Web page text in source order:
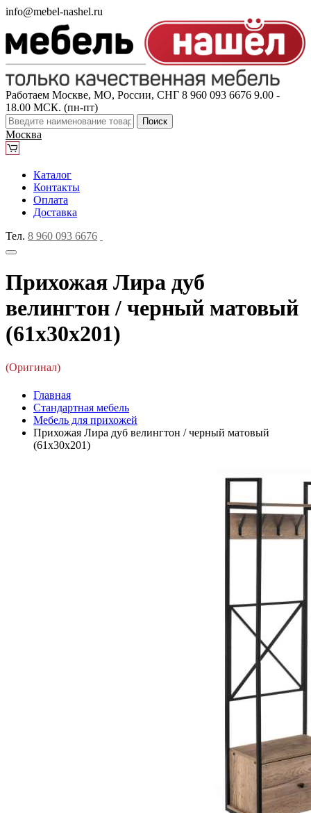
info@mebel-nashel.ru
Работаем Москве, МО, России, СНГ 8 960 093 6676 9.00 -
18.00 МСК. (пн-пт)
Поиск
Москва
Каталог
Контакты
Оплата
Доставка
Тел. 8 960 093 6676
Прихожая Лира дуб
велингтон / черный матовый
(61x30x201)
(Оригинал)
Главная
Стандартная мебель
Мебель для прихожей
Прихожая Лира дуб велингтон / черный матовый
(61x30x201)